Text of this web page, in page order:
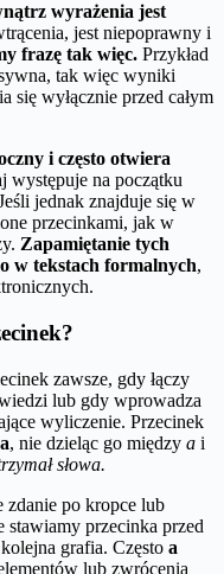
wyrażenia jest
jest niepoprawny i
frazę tak więc. Przykład
tak więc wyniki
się wyłącznie przed całym
i często otwiera
występuje na początku
jednak znajduje się w
przecinkami, jak w
Zapamiętanie tych
w tekstach formalnych,
zawsze, gdy łączy
lub gdy wprowadza
wyliczenie. Przecinek
a, nie dzieląc go między a i
słowa.
zdanie po kropce lub
stawiamy przecinka przed
grafia. Często a
lub zwrócenia